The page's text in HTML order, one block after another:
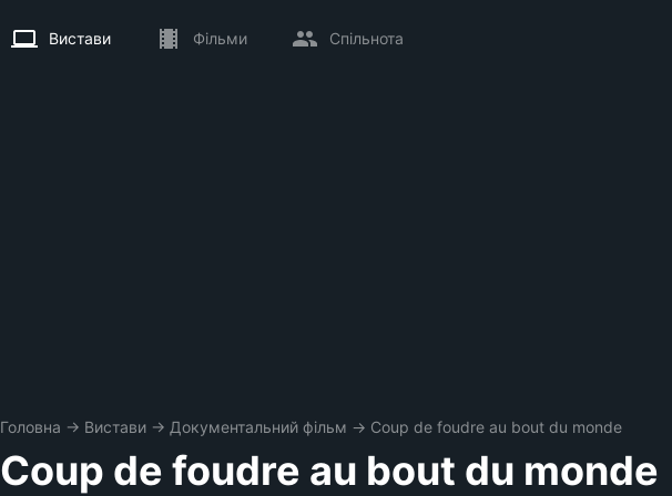
Вистави Фільми Спільнота
Головна → Вистави → Документальний фільм → Coup de foudre au bout du monde
Coup de foudre au bout du monde